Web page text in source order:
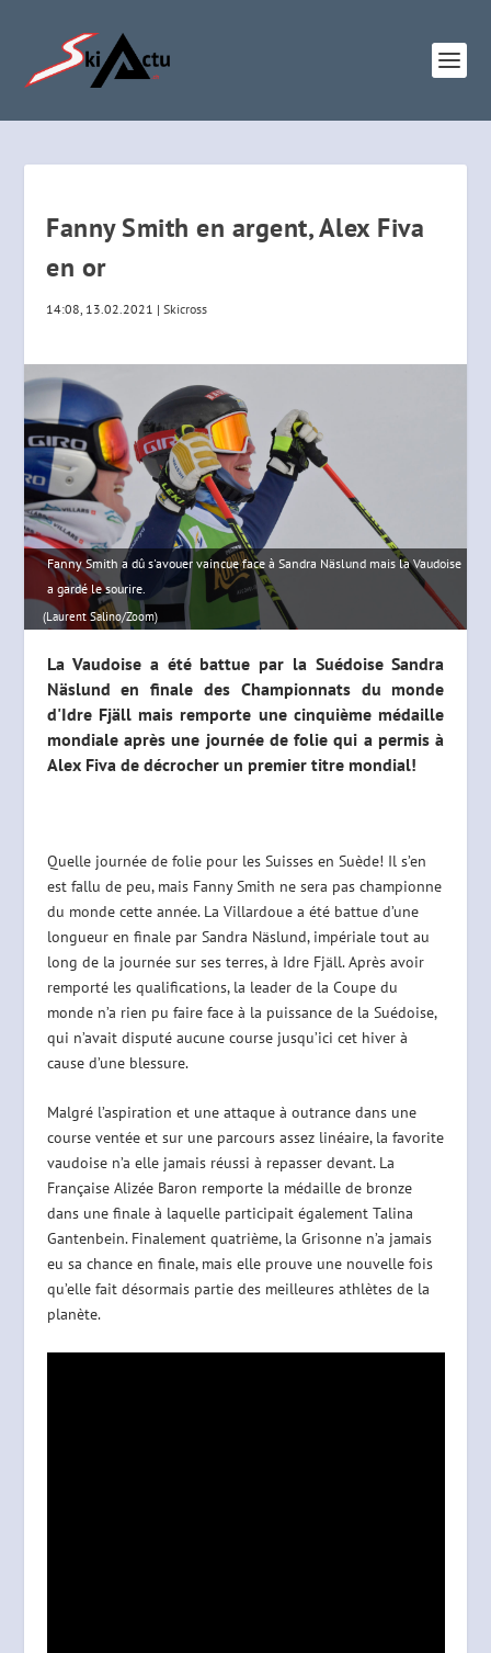
Fanny Smith en argent, Alex Fiva
en or
14:08, 13.02.2021 |Skicross
Fanny Smith a dû s'avouer vaincue face à Sandra Näslund mais la Vaudoise
a gardé le sourire.
(Laurent Salino/Zoom)
La Vaudoise a été battue par la Suédoise Sandra
Näslund en finale des Championnats du monde
d'Idre Fjäll mais remporte une cinquième médaille
mondiale après une journée de folie qui a permis à
Alex Fiva de décrocher un premier titre mondial!
Quelle journée de folie pour les Suisses en Suède! Il s’en
est fallu de peu, mais Fanny Smith ne sera pas championne
du monde cette année. La Villardoue a été battue d’une
longueur en finale par Sandra Näslund, impériale tout au
long de la journée sur ses terres, à Idre Fjäll. Après avoir
remporté les qualifications, la leader de la Coupe du
monde n’a rien pu faire face à la puissance de la Suédoise,
qui n’avait disputé aucune course jusqu’ici cet hiver à
cause d’une blessure.
Malgré l’aspiration et une attaque à outrance dans une
course ventée et sur une parcours assez linéaire, la favorite
vaudoise n’a elle jamais réussi à repasser devant. La
Française Alizée Baron remporte la médaille de bronze
dans une finale à laquelle participait également Talina
Gantenbein. Finalement quatrième, la Grisonne n’a jamais
eu sa chance en finale, mais elle prouve une nouvelle fois
qu’elle fait désormais partie des meilleures athlètes de la
planète.